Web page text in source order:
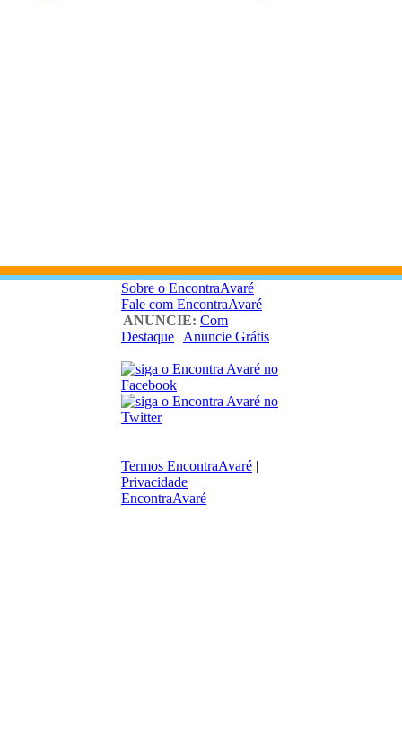
Sobre o EncontraAvaré
Fale com EncontraAvaré
ANUNCIE: Com
Destaque | Anuncie Grátis
Termos EncontraAvaré |
Privacidade
EncontraAvaré